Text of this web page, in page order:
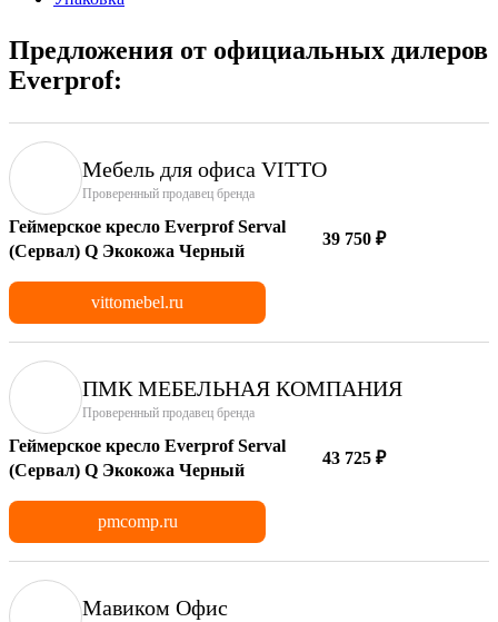
Предложения от официальных дилеров
Everprof:
Мебель для офиса VITTO
Проверенный продавец бренда
Геймерское кресло Everprof Serval
(Сервал) Q Экокожа Черный
39 750 ₽
vittomebel.ru
ПМК МЕБЕЛЬНАЯ КОМПАНИЯ
Проверенный продавец бренда
Геймерское кресло Everprof Serval
(Сервал) Q Экокожа Черный
43 725 ₽
pmcomp.ru
Мавиком Офис